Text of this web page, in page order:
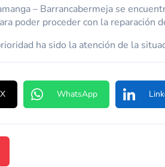
– Barrancabermeja se
poder proceder con la reparación
ha sido la atención de la
X WhatsApp